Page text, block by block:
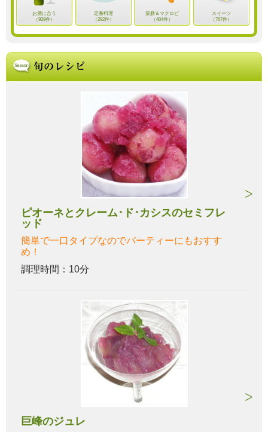
お酒に合う
（929件）
定番料理
（282件）
薬膳＆マクロビ
（404件）
スイーツ
（767件）
ピオーネとクレーム･ド･カシスのセミフレ
ッド
簡単で一口タイプなのでパーティーにもおすす
め！
調理時間：10分
巨峰のジュレ